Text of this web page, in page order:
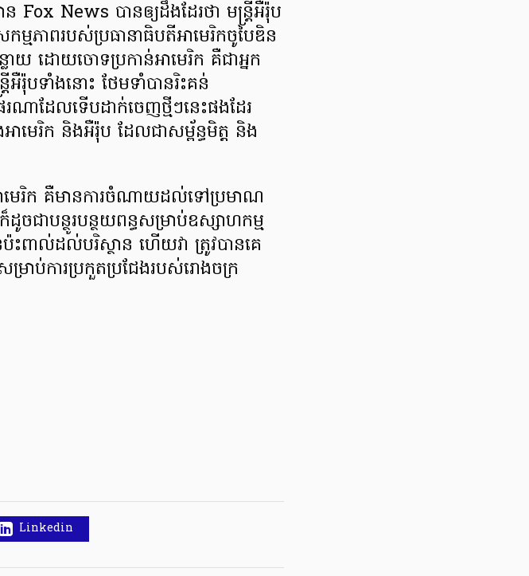
News បានឲ្យដឹងដែរថា មន្ត្រីអឺរ៉ុប​
មភាព​របស់ប្រធានាធិបតីអាមេរិកចូបៃឌិន
យ ដោយ​ចោទប្រកាន់អាមេរិក គឺជាអ្នក
បទាំងនោះ ថែមទាំបានរិះគន់​
ណា​ដែលទើបដាក់ចេញថ្មីៗនេះផងដែរ
ាមេរិក និងអឺរ៉ុប ដែលជាសម្ព័ន្ធមិត្ត និង
មេរិក គឺមានការចំណាយដល់ទៅប្រមាណ
ចជាបន្ថូរបន្ថយពន្ធសម្រាប់​ឧស្សាហកម្ម
ពាល់ដល់បរិស្ថាន ហើយវា ត្រូវបានគេ
ប់​ការប្រកួតប្រជែង​របស់​រោងចក្រ
Linkedin